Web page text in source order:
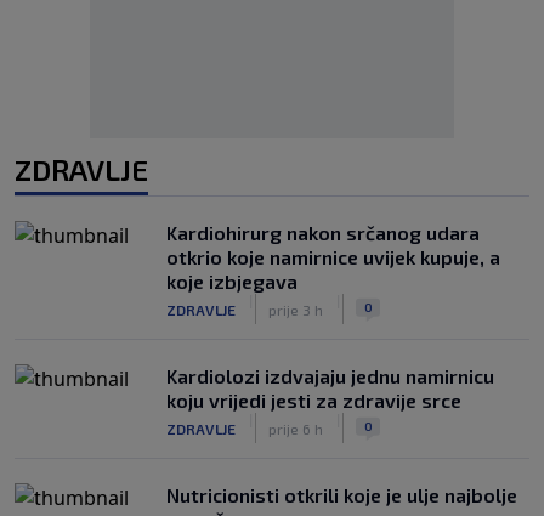
ZDRAVLJE
Kardiohirurg nakon srčanog udara
otkrio koje namirnice uvijek kupuje, a
koje izbjegava
ZDRAVLJE prije 3 h 0
Kardiolozi izdvajaju jednu namirnicu
koju vrijedi jesti za zdravije srce
ZDRAVLJE prije 6 h 0
Nutricionisti otkrili koje je ulje najbolje